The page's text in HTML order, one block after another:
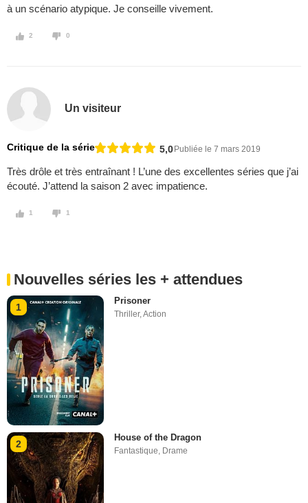
à un scénario atypique. Je conseille vivement.
2 0
Un visiteur
Critique de la série 5,0 Publiée le 7 mars 2019
Très drôle et très entraînant ! L’une des excellentes séries que j’ai
écouté. J’attend la saison 2 avec impatience.
1 1
Nouvelles séries les + attendues
1
Prisoner
Thriller,Action
2
House of the Dragon
Fantastique Drame